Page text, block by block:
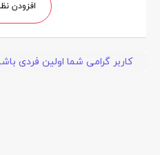
افزودن
کاربر گرامی شما اولین فردی